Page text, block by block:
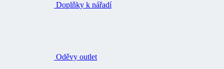
Doplňky k nářadí
Oděvy outlet